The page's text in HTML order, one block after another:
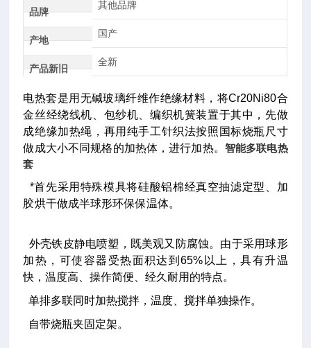
品牌
其他品牌
产地
国产
产品新旧
全新
电热套是用无碱玻璃纤维作绝缘材料，将Cr20Ni80合
金丝经绕线机、包纱机、编织机簧装置于其中，先做
成绝缘加热绳，再用纯手工针织法按照国标烧瓶尺寸
做成大小不同规格的加热体，进行加热。 智能多联电热
套
*首先采用特殊模具将硅酸铝棉经真空抽滤定型、加
胶烘干做成半球形环保保温体。
外壳铁皮静电喷塑，既美观又防腐蚀。由于采用球形
加热，可使容器受热面积达到65%以上，具有升温
快，温度高、操作简便、经久耐用的特点。
单排多联同时加热搅拌，温度、搅拌单独操作。
自带烧瓶夹固定架。